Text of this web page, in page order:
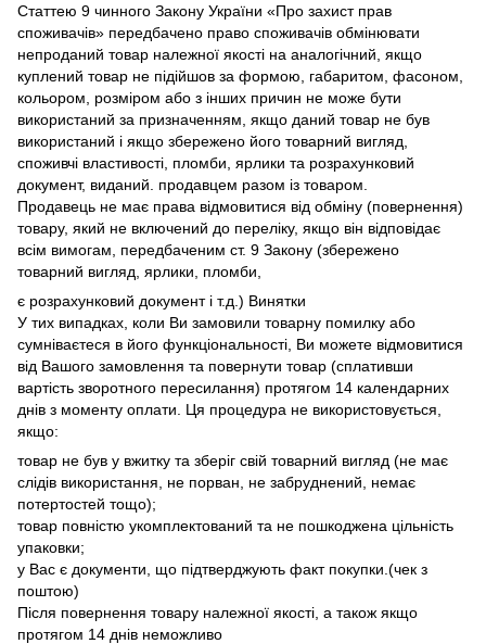
Статтею 9 чинного Закону України «Про захист прав
споживачів» передбачено право споживачів обмінювати
непроданий товар належної якості на аналогічний, якщо
куплений товар не підійшов за формою, габаритом, фасоном,
кольором, розміром або з інших причин не може бути
використаний за призначенням, якщо даний товар не був
використаний і якщо збережено його товарний вигляд,
споживчі властивості, пломби, ярлики та розрахунковий
документ, виданий. продавцем разом із товаром.
Продавець не має права відмовитися від обміну (повернення)
товару, який не включений до переліку, якщо він відповідає
всім вимогам, передбаченим ст. 9 Закону (збережено
товарний вигляд, ярлики, пломби,
є розрахунковий документ і т.д.) Винятки
У тих випадках, коли Ви замовили товарну помилку або
сумніваєтеся в його функціональності, Ви можете відмовитися
від Вашого замовлення та повернути товар (сплативши
вартість зворотного пересилання) протягом 14 календарних
днів з моменту оплати. Ця процедура не використовується,
якщо:
товар не був у вжитку та зберіг свій товарний вигляд (не має
слідів використання, не порван, не забруднений, немає
потертостей тощо);
товар повністю укомплектований та не пошкоджена цільність
упаковки;
у Вас є документи, що підтверджують факт покупки.(чек з
поштою)
Після повернення товару належної якості, а також якщо
протягом 14 днів неможливо